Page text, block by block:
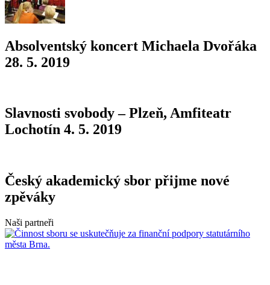
Absolventský koncert Michaela Dvořáka
28. 5. 2019
Slavnosti svobody – Plzeň, Amfiteatr
Lochotín 4. 5. 2019
Český akademický sbor přijme nové
zpěváky
Naši partneři